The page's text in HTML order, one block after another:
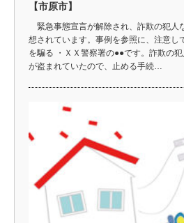
【市原市】
緊急事態宣言が解除され、詐欺の犯人
想されています。事例を参照に、注意
を騙る ・ＸＸ警察署の●●です。詐欺の
が盗まれていたので、止める手続…